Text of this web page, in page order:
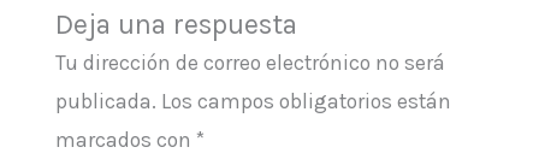
Deja una respuesta
Tu dirección de correo electrónico no será
publicada. Los campos obligatorios están
marcados con *